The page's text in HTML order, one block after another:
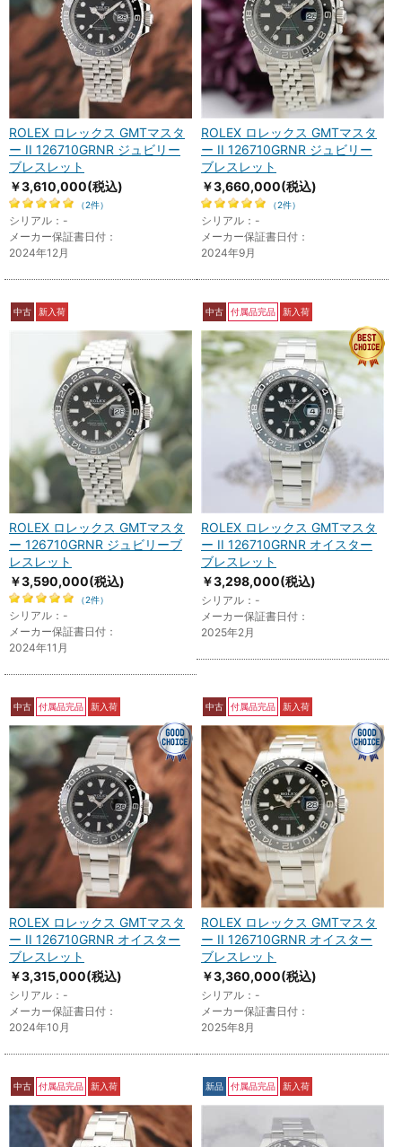
ROLEX ロレックス GMTマスタ
ー II 126710GRNR ジュビリー
ブレスレット
￥3,610,000(税込)
（2件）
シリアル：-
メーカー保証書日付：
2024年12月
ROLEX ロレックス GMTマスタ
ー II 126710GRNR ジュビリー
ブレスレット
￥3,660,000(税込)
（2件）
シリアル：-
メーカー保証書日付：
2024年9月
中古 新入荷
ROLEX ロレックス GMTマスタ
ー 126710GRNR ジュビリーブ
レスレット
￥3,590,000(税込)
（2件）
シリアル：-
メーカー保証書日付：
2024年11月
中古 付属品完品 新入荷
ROLEX ロレックス GMTマスタ
ー II 126710GRNR オイスター
ブレスレット
￥3,298,000(税込)
シリアル：-
メーカー保証書日付：
2025年2月
中古 付属品完品 新入荷
ROLEX ロレックス GMTマスタ
ー II 126710GRNR オイスター
ブレスレット
￥3,315,000(税込)
シリアル：-
メーカー保証書日付：
2024年10月
中古 付属品完品 新入荷
ROLEX ロレックス GMTマスタ
ー II 126710GRNR オイスター
ブレスレット
￥3,360,000(税込)
シリアル：-
メーカー保証書日付：
2025年8月
中古 付属品完品 新入荷 新品 付属品完品 新入荷